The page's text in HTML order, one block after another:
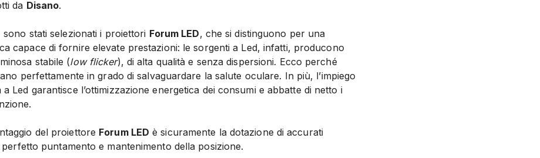
da Disano.
stati selezionati i proiettori Forum LED, che si distinguono per una
capace di fornire elevate prestazioni: le sorgenti a Led, infatti, producono
stabile (low flicker), di alta qualità e senza dispersioni. Ecco perché
perfettamente in grado di salvaguardare la salute oculare. In più, l’impiego
Led garantisce l’ottimizzazione energetica dei consumi e abbatte di netto i
del proiettore Forum LED è sicuramente la dotazione di accurati
puntamento e mantenimento della posizione.